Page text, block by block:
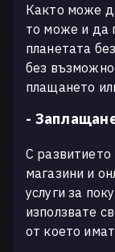
Както може
то може и да
планетата
без
плащането
-
С развитието
магазини и
услуги за
използвате
от което